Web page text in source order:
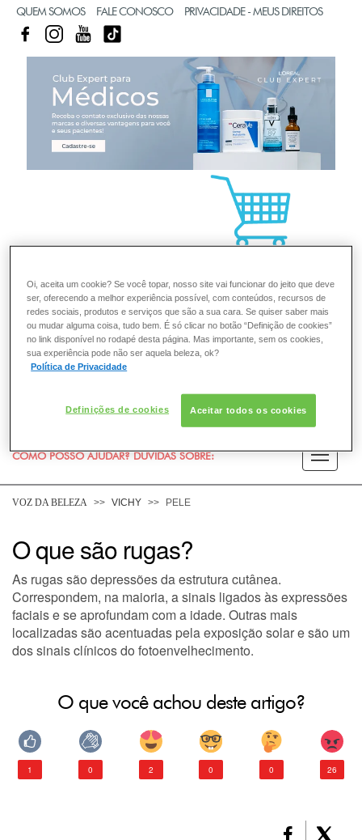
QUEM SOMOS FALE CONOSCO PRIVACIDADE - MEUS DIREITOS
FACEBOOKINSTAGRAM
YOUTUBE
COMO POSSO AJUDAR? DÚVIDAS SOBRE:
DESODORANTE
SOLAR
CONSULTORIA DE PRODUTOS VICHY
VOZ DA BELEZA VICHY PELE
O que são rugas?
As rugas são depressões da estrutura cutânea.
Correspondem, na maioria, a sinais ligados às expressões
faciais e se aprofundam com a idade. Outras mais
localizadas são acentuadas pela exposição solar e são um
dos sinais clínicos do fotoenvelhecimento.
O que você achou deste artigo?
1 0 2 0 0 26
Oi, aceita um cookie? Se você topar, nosso site vai funcionar do jeito que deve
ser, oferecendo a melhor experiência possível, com conteúdos, recursos de
redes sociais, produtos e serviços que são a sua cara. Se quiser saber mais
ou mudar alguma coisa, tudo bem. É só clicar no botão “Definição de cookies”
no link disponível no rodapé desta página. Mas importante, sem os cookies,
sua experiência pode não ser aquela beleza, ok?
Política de Privacidade
Definições de cookies Aceitar todos os cookies